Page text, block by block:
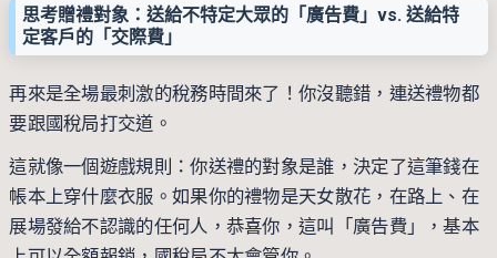
思考贈禮對象：送給不特定大眾的「廣告費」vs. 送給特
定客戶的「交際費」
再來是全場最刺激的稅務時間來了！你沒聽錯，連送禮物都
要跟國稅局打交道。
這就像一個遊戲規則：你送禮的對象是誰，決定了這筆錢在
帳本上穿什麼衣服。如果你的禮物是天女散花，在路上、在
展場發給不認識的任何人，恭喜你，這叫「廣告費」，基本